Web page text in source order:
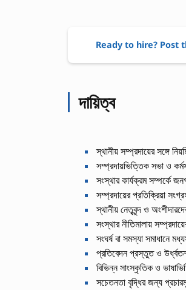
Ready to hire? Post
দায়িত্ব
স্থানীয় সম্প্রদায়ের সঙ্গে
সম্প্রদায়ভিত্তিক সভা ও
সংস্থার কার্যক্রম সম্পর্কে
সম্প্রদায়ের প্রতিক্রিয়া
স্থানীয় নেতৃবৃন্দ ও
সংস্থার নীতিমালায়
সংঘর্ষ বা সমস্যা সমাধানে
প্রতিবেদন প্রস্তুত ও
বিভিন্ন সাংস্কৃতিক ও
সচেতনতা বৃদ্ধির জন্য